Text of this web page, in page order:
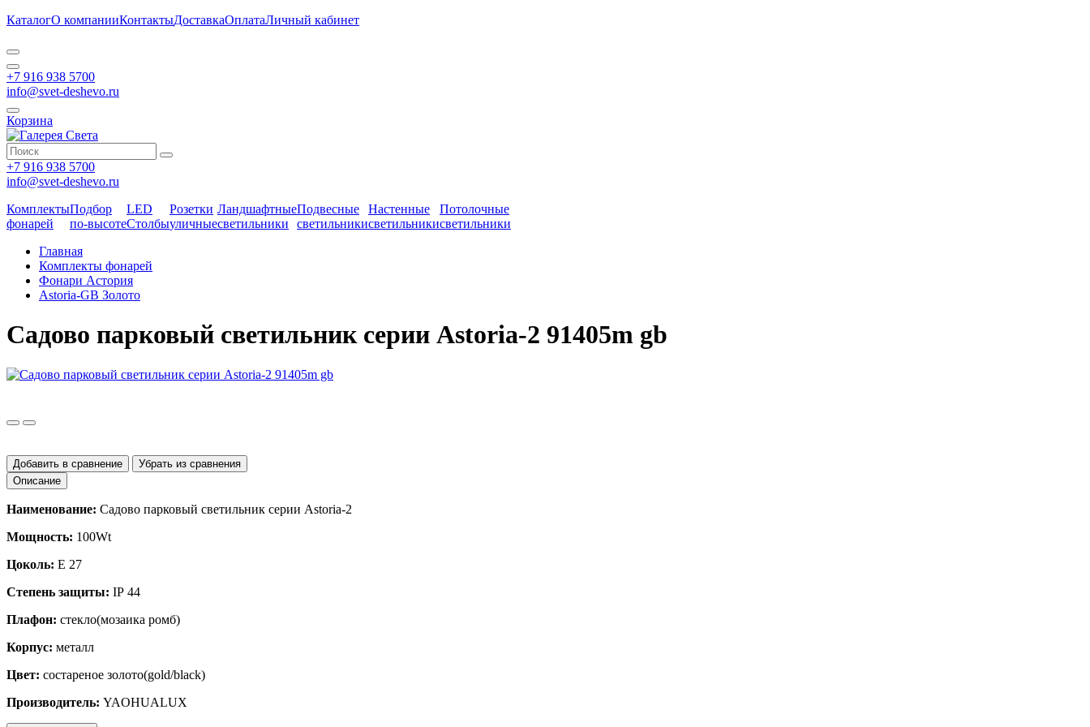
КаталогО компанииКонтактыДоставкаОплатаЛичный кабинет
+7 916 938 5700
info@svet-deshevo.ru
Корзина
+7 916 938 5700
info@svet-deshevo.ru
Комплекты
фонарей
Подбор
по-высоте
LED
Столбы
Розетки
уличные
Ландшафтные
светильники
Подвесные
светильники
Настенные
светильники
Потолочные
светильники
Главная
Комплекты фонарей
Фонари Астория
Astoria-GB Золото
Садово парковый светильник серии Astoria-2 91405m gb
Добавить в сравнение
Убрать из сравнения
Описание
Наименование: Садово парковый светильник серии Astoria-2
Мощность: 100Wt
Цоколь: E 27
Степень защиты: IP 44
Плафон: стекло(мозаика ромб)
Корпус: металл
Цвет: состареное золото(gold/black)
Производитель: YAOHUALUX